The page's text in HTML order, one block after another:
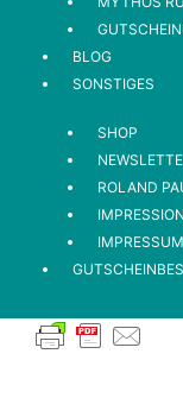
BLOG
SONSTIGES
SHOP
ROLAND